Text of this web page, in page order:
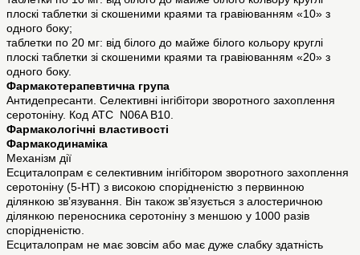
плоскі таблетки зі скошеними краями та гравіюванням «10» з
одного боку;
таблетки по 20 мг: від білого до майже білого кольору круглі
плоскі таблетки зі скошеними краями та гравіюванням «20» з
одного боку.
Фармакотерапевтична група
Антидепресанти. Селективні інгібітори зворотного захоплення
серотоніну. Код АТС N06A B10.
Фармакологічні властивості
Фармакодинаміка
Механізм дії
Есциталопрам є селективним інгібітором зворотного захоплення
серотоніну (5-HT) з високою спорідненістю з первинною
ділянкою зв’язування. Він також зв’язується з алостеричною
ділянкою переносника серотоніну з меншою у 1000 разів
спорідненістю.
Есциталопрам не має зовсім або має дуже слабку здатність